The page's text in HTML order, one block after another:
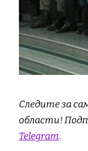
Следите за
области!
Telegram.